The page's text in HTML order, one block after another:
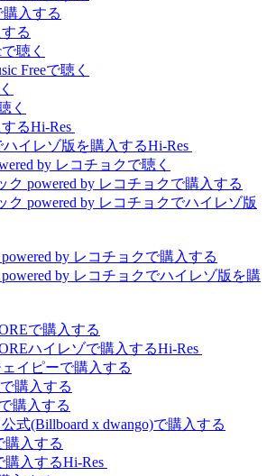
Hi-Res
Hi-Res
Hi-Res
Hi-Res